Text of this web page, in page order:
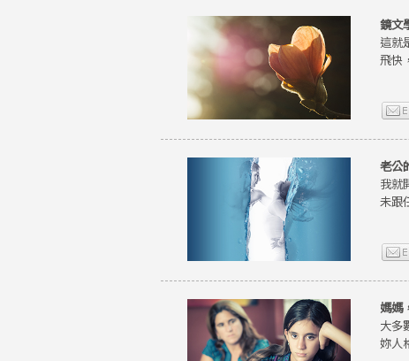
鏡文
這就
飛快
老公
我就
未跟
媽媽
大多
妳人